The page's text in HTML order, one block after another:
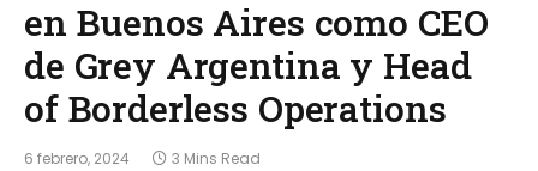
en Buenos Aires como CEO
de Grey Argentina y Head
of Borderless Operations
6 febrero, 2024 3 Mins Read